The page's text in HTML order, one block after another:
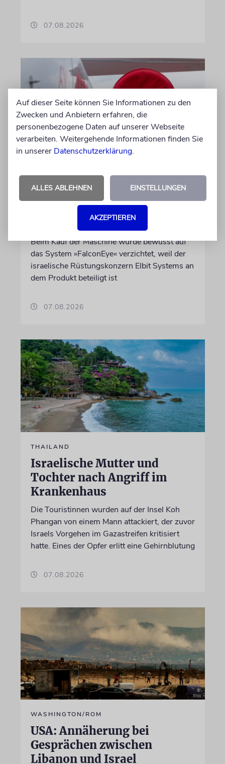
07.08.2026
Wegen Israel-Boykott:
Irisches Regierungsflugzeug
kann nicht mehr im Nebel
Beim Kauf der Maschine wurde bewusst auf
das System »FalconEye« verzichtet, weil der
israelische Rüstungskonzern Elbit Systems an
dem Produkt beteiligt ist
07.08.2026
THAILAND
Israelische Mutter und
Tochter nach Angriff im
Krankenhaus
Die Touristinnen wurden auf der Insel Koh
Phangan von einem Mann attackiert, der zuvor
Israels Vorgehen im Gazastreifen kritisiert
hatte. Eines der Opfer erlitt eine Gehirnblutung
07.08.2026
WASHINGTON/ROM
USA: Annäherung bei
Gesprächen zwischen
Libanon und Israel
Auf dieser Seite können Sie Informationen zu den
Zwecken und Anbietern erfahren, die
personenbezogene Daten auf unserer Webseite
verarbeiten. Weitergehende Informationen finden Sie
in unserer Datenschutzerklärung.
ALLES ABLEHNEN EINSTELLUNGEN
AKZEPTIEREN